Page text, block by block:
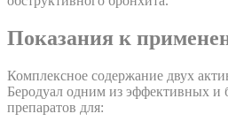
Показания к
Комплексное содержание двух
Беродуал одним из эффективных и
препаратов для: